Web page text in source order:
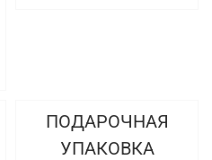
ПОДАРОЧНАЯ
УПАКОВКА